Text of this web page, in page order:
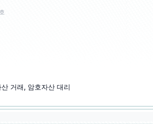
거래, 암호자산 대리